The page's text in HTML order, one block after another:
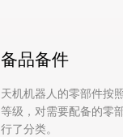
备品备件
天机机器人的零部件按
等级，对需要配备的零
行了分类。